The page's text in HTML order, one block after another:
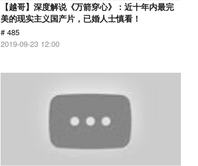
【越哥】深度解说《万箭穿心》：近十年内最完
美的现实主义国产片，已婚人士慎看！
# 485
2019-09-23 12:00